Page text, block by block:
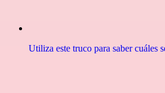
Utiliza este truco para saber cuáles